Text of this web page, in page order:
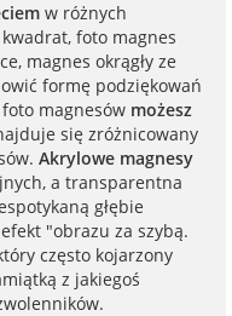
Koperty
Inne
w różnych
foto magnes
magnes okrągły ze
formę podziękowań
magnesów możesz
się zróżnicowany
Akrylowe magnesy
a transparentna
głębie
"obrazu za szybą.
często kojarzony
z jakiegoś